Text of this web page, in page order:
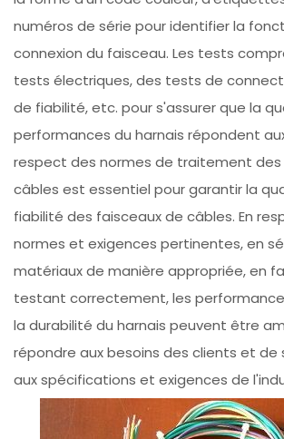
numéros de série pour identifier la
connexion du faisceau. Les tests
tests électriques, des tests de
de fiabilité, etc. pour s'assurer que la
performances du harnais répondent
respect des normes de traitement des
câbles est essentiel pour garantir la
fiabilité des faisceaux de câbles. En
normes et exigences pertinentes, en
matériaux de manière appropriée, en
testant correctement, les
la durabilité du harnais peuvent être
répondre aux besoins des clients et de
aux spécifications et exigences de